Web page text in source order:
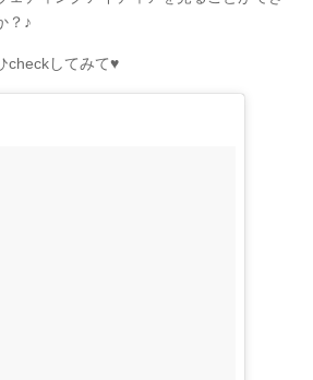
？♪
checkしてみて♥